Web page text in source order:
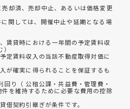
売却済、売却中止、あるいは価格変更
に関しては、開催中止や延期となる場
賃貸時における一年間の予定賃料収
定賃料収入の当該不動産取得対価に
が確実に得られることを保証するも
回り（ 公租公課・共益費・管理費・
を維持するために必要な費用の控除
借契約引継ぎが条件です。